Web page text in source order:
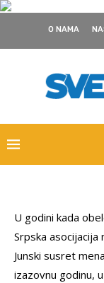
O NAMA
U godini kada
Srpska
Junski susret
izazovnu godinu,